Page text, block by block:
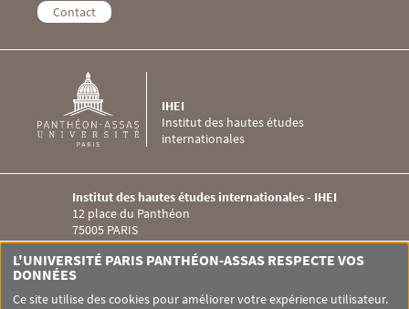
Contact
Institut des hautes études
internationales
IHEI
Institut des hautes études internationales - IHEI
12 place du Panthéon
75005 PARIS
Menu RS IHEI
L'UNIVERSITÉ PARIS PANTHÉON-ASSAS RESPECTE VOS
DONNÉES
Ce site utilise des cookies pour améliorer votre expérience utilisateur.